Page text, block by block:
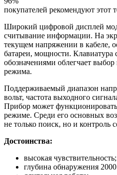
покупателей рекомендуют этот
Широкий цифровой дисплей
считывание информации. На
текущем напряжении в кабеле,
батареи, мощности.
обозначениями облегчает
режима.
Поддерживаемый диапазон
вольт, частота выходного
Прибор может
режиме. Среди его основных
не только поиск, но и контроль
Достоинства:
высокая чувствительность;
глубина обнаружения